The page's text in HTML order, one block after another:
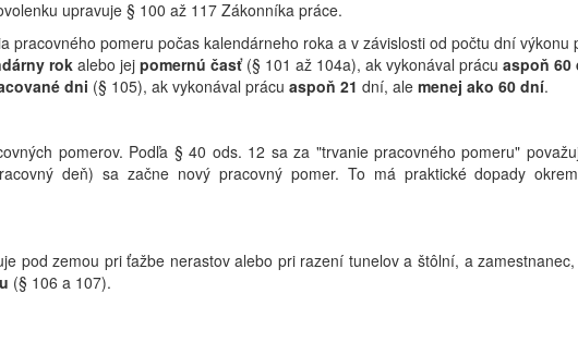
upravuje § 100 až 117 Zákonníka práce.
pracovného pomeru počas kalendárneho roka a v závislosti od počtu dní
rok alebo jej pomernú časť(§ 101 až 104a), ak vykonával prácu aspoň 60
dni (§ 105), ak vykonával prácu aspoň 21 dní, ale menej ako 60 dní.
pomerov. Podľa § 40 ods. 12 sa za "trvanie pracovného pomeru"
deň) sa začne nový pracovný pomer. To má praktické dopady
pod zemou pri ťažbe nerastov alebo pri razení tunelov a štôlní, a
(§ 106 a 107).